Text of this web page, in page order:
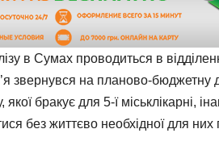
в Сумах проводиться в
звернувся на планово-бюджетну
якої бракує для 5-ї міськлікарні,
без життєво необхідної для